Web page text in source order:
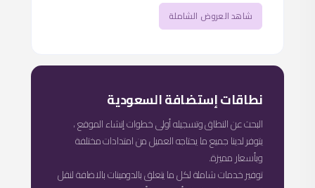
شاهد العروض الشاملة
نطاقات إستضافة السعودية
البحث عن النطاق وتسجيله أولى خطوات إنشاء الموقع ،
يتوفر لدينا جميع ما يحتاجه العميل من امتدادات مختلفة
وبأسعار مميزة.
توفير خدمات شاملة لكل ما يتعلق بالدومينات بالاضافة لنقل